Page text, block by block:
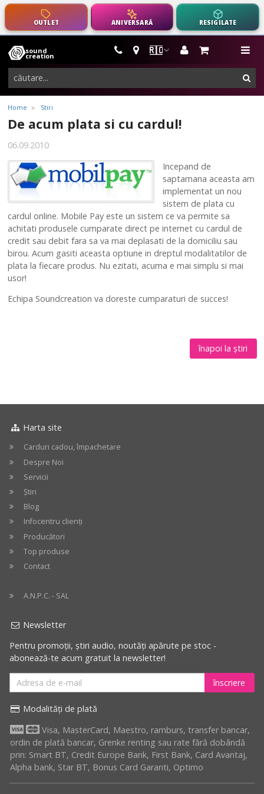
OUTLET ANIVERSARĂ RESIGILATE
🇷🇴
sound
creation
instrumente
muzicale,
echipamente
pro-
audio
Home Stiri
De acum plata si cu cardul!
06.09.2010
Incepand de
saptamana aceasta am
implementat un nou
sistem de plata cu
cardul online. Mobile Pay este un sistem ce va permite sa
achitati produsele cumparate direct pe internet cu cardul de
credit sau debit fara sa va mai deplasati de la domiciliu sau
birou. Acum gasiti aceasta optiune in dreptul modalitatilor de
plata la fiecare produs. Nu ezitati, acuma e mai simplu si mai
usor!
Echipa Soundcreation va doreste cumparaturi de succes!
înapoi la știri
Harta site
Carduri cadou, împachetare
Despre Noi
Servicii
Știri
Blog
Infocentru clienți
Producători
Top produse
Contact
A.N.P.C. - SAL
Newsletter
Pentru promoții, știri audio, noutăți apărute pe stoc -
abonează-te acum gratuit la newsletter!
înscriere
Modalități de plată
Visa, MasterCard, Maestro, ramburs, transfer bancar,
ordin de plată bancar, Grenke renting sau rate fără dobândă
prin: Smart BT, Credit Europe Bank, First Bank, Card Avantaj,
Alpha bank, Star BT, Bonus Card Garanti, Optimo